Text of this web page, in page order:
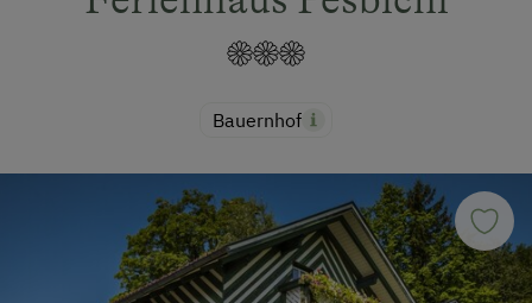
Bauernhof